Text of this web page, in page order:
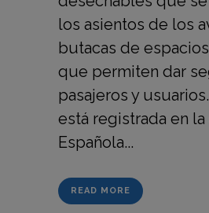
los asientos de los
butacas de
que permiten dar
pasajeros y
está registrada en la
Española...
READ MORE